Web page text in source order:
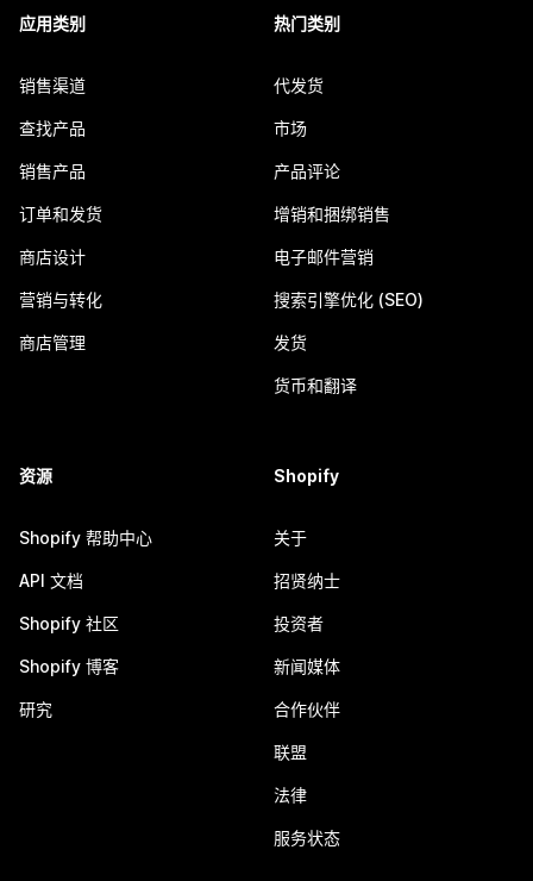
应用类别
销售渠道
查找产品
销售产品
订单和发货
商店设计
营销与转化
商店管理
热门类别
代发货
市场
产品评论
增销和捆绑销售
电子邮件营销
搜索引擎优化 (SEO)
发货
货币和翻译
资源
Shopify 帮助中心
API 文档
Shopify 社区
Shopify 博客
研究
Shopify
关于
招贤纳士
投资者
新闻媒体
合作伙伴
联盟
法律
服务状态